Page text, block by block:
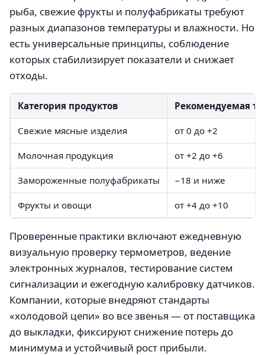
рыба, свежие фрукты и полуфабрикаты требуют
разных диапазонов температуры и влажности. Но
есть универсальные принципы, соблюдение
которых стабилизирует показатели и снижает
отходы.
Категория продуктов Рекомендуемая
Свежие мясные изделия от 0 до +2
Молочная продукция от +2 до +6
Замороженные полуфабрикаты −18 и ниже
Фрукты и овощи от +4 до +10
Проверенные практики включают ежедневную
визуальную проверку термометров, ведение
электронных журналов, тестирование систем
сигнализации и ежегодную калибровку датчиков.
Компании, которые внедряют стандарты
«холодовой цепи» во все звенья — от поставщика
до выкладки, фиксируют снижение потерь до
минимума и устойчивый рост прибыли.